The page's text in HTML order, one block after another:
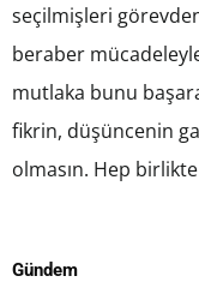
seçilmişleri
beraber
mutlaka bunu
fikrin, düşüncenin
olmasın. Hep
Gündem